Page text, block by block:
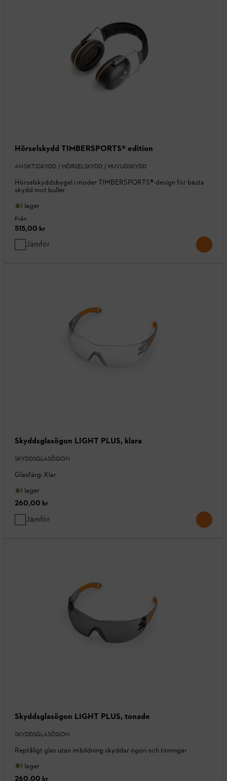
Hörselskydd TIMBERSPORTS® edition
ANSIKTSSKYDD / HÖRSELSKYDD / HUVUDSKYDD
Hörselskyddsbygel i moder TIMBERSPORTS®-design för bästa
skydd mot buller
I lager
Från
515,00 kr
Jämför
Skyddsglasögon LIGHT PLUS, klara
SKYDDSGLASÖGON
Glasfärg: Klar
I lager
260,00 kr
Jämför
Skyddsglasögon LIGHT PLUS, tonade
SKYDDSGLASÖGON
Reptåligt glas utan imbildning skyddar ögon och tinningar
I lager
260,00 kr